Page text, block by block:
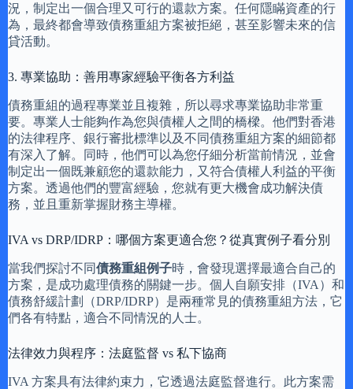
況，制定出一個合理又可行的還款方案。任何隱瞞資產的行
為，最終都會導致債務重組方案被拒絕，甚至影響未來的信
貸活動。
3. 專業協助：善用專家經驗平衡各方利益
債務重組的過程專業並且複雜，所以尋求專業協助非常重
要。專業人士能夠作為您與債權人之間的橋樑。他們對香港
的法律程序、銀行審批標準以及不同債務重組方案的細節都
有深入了解。同時，他們可以為您仔細分析當前情況，並會
制定出一個既兼顧您的還款能力，又符合債權人利益的平衡
方案。透過他們的豐富經驗，您就有更大機會成功解決債
務，並且重新掌握財務主導權。
IVA vs DRP/IDRP：哪個方案更適合您？從真實例子看分別
當我們探討不同債務重組例子時，會發現選擇最適合自己的
方案，是成功處理債務的關鍵一步。個人自願安排（IVA）和
債務舒緩計劃（DRP/IDRP）是兩種常見的債務重組方法，它
們各有特點，適合不同情況的人士。
法律效力與程序：法庭監督 vs 私下協商
IVA 方案具有法律約束力，它透過法庭監督進行。此方案需